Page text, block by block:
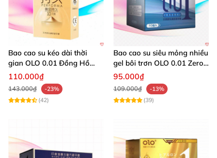
Bao cao su kéo dài thời
gian OLO 0.01 Đồng Hồ
Vàng 10 cái
110.000₫
143.000₫
-23%
(42)
Bao cao su siêu mỏng nhiều
gel bôi trơn OLO 0.01 Zero
Blue
95.000₫
109.000₫
-13%
(39)